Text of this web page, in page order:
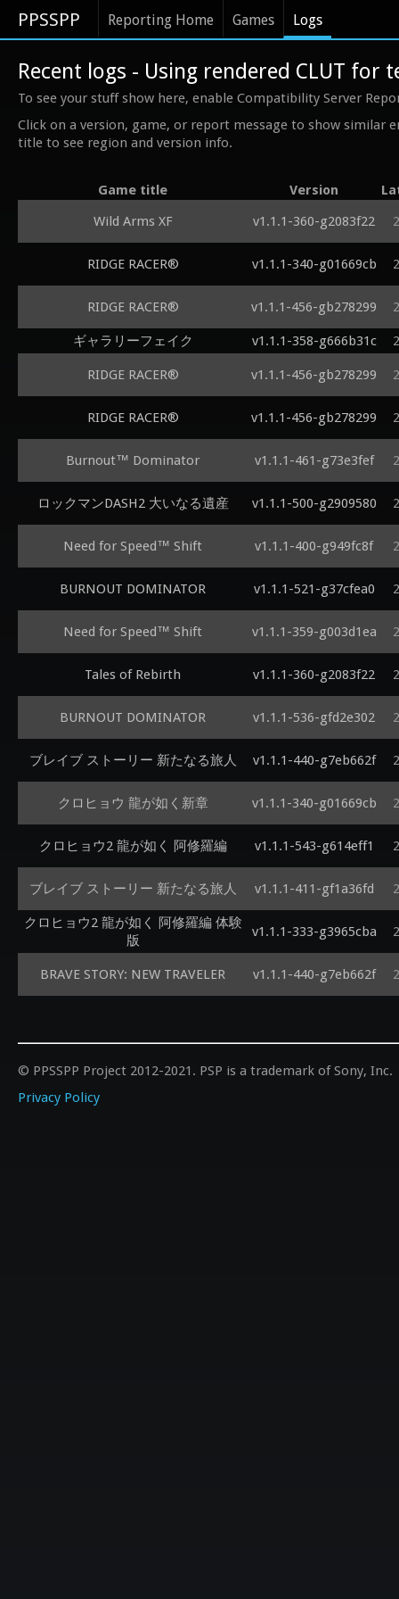
PPSSPP Reporting Home Games Logs
Recent logs - Using rendered CLUT for
To see your stuff show here, enable Compatibility Server
Click on a version, game, or report message to show similar
title to see region and version info.
Game title Version
Wild Arms XF
v1.1.1-360-g2083f22
RIDGE RACER® v1.1.1-340-g01669cb
RIDGE RACER® v1.1.1-456-gb278299
ギャラリーフェイク v1.1.1-358-g666b31c
RIDGE RACER® v1.1.1-456-gb278299
RIDGE RACER® v1.1.1-456-gb278299
Burnout™ Dominator v1.1.1-461-g73e3fef
ロックマンDASH2 大いなる遺産 v1.1.1-500-g2909580
Need for Speed™ Shift v1.1.1-400-g949fc8f
BURNOUT DOMINATOR v1.1.1-521-g37cfea0
Need for Speed™ Shift v1.1.1-359-g003d1ea
Tales of Rebirth v1.1.1-360-g2083f22
BURNOUT DOMINATOR v1.1.1-536-gfd2e302
ブレイブ ストーリー 新たなる旅人 v1.1.1-440-g7eb662f
クロヒョウ 龍が如く新章 v1.1.1-340-g01669cb
クロヒョウ2 龍が如く 阿修羅編 v1.1.1-543-g614eff1
ブレイブ ストーリー 新たなる旅人 v1.1.1-411-gf1a36fd
クロヒョウ2 龍が如く 阿修羅編 体験
版
v1.1.1-333-g3965cba
BRAVE STORY: NEW TRAVELER v1.1.1-440-g7eb662f
© PPSSPP Project 2012-2021. PSP is a trademark of Sony, Inc.
Privacy Policy